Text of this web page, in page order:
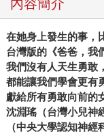
內容簡介
在她身上發生的事，
台灣版的《爸爸，我
我們沒有人天生勇敢
都能讓我們學會更有
獻給所有勇敢向前的
沈淵瑤（台灣小兒神
（中央大學認知神